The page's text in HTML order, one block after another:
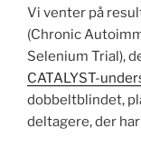
Vi venter på
(Chronic
Selenium Trial),
CATALYST-
dobbeltblindet,
deltagere, der